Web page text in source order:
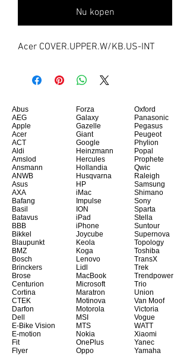
Nu kopen
Acer COVER.UPPER.W/KB.US-INT
Abus
AEG
Apple
Acer
ACT
Aldi
Amslod
Ansmann
ANWB
Asus
AXA
Bafang
Basil
Batavus
BBB
Bikkel
Blaupunkt
BMZ
Bosch
Brinckers
Brose
Centurion
Cortina
CTEK
Darfon
Dell
E-Bike Vision
E-motion
Fit
Flyer
Forza
Galaxy
Gazelle
Giant
Google
Heinzmann
Hercules
Hollandia
Husqvarna
HP
iMac
Impulse
ION
iPad
iPhone
Joycube
Keola
Koga
Lenovo
Lidl
MacBook
Microsoft
Maratron
Motinova
Motorola
MSI
MTS
Nokia
OnePlus
Oppo
Oxford
Panasonic
Pegasus
Peugeot
Phylion
Popal
Prophete
Qwic
Raleigh
Samsung
Shimano
Sony
Sparta
Stella
Suntour
Supernova
Topology
Toshiba
TransX
Trek
Trendpower
Trio
Union
Van Moof
Victoria
Vogue
WATT
Xiaomi
Yanec
Yamaha